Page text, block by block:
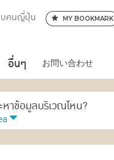
บคนญี่ปุ่น MY BOOKMARK
อื่นๆ お問い合わせ
าข้อมูลบริเวณไหน?